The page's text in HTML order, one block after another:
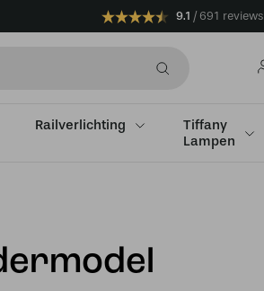
9.1 691 reviews
Railverlichting
Tiffany
Lampen